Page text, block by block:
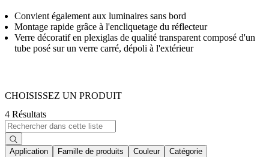
Convient également aux luminaires sans bord
Montage rapide grâce à l'encliquetage du réflecteur
Verre décoratif en plexiglas de qualité transparent composé d'un
tube posé sur un verre carré, dépoli à l'extérieur
CHOISISSEZ UN PRODUIT
4 Résultats
Application Famille de produits Couleur Catégorie